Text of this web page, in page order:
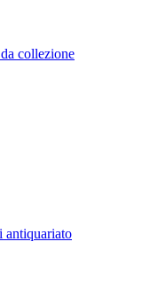
collezione
antiquariato